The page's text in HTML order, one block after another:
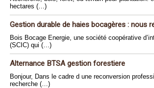
hectares (…)
Gestion durable de haies bocagères : nous
Bois Bocage Energie, une société coopérative
(SCIC) qui (…)
Alternance BTSA gestion forestiere
Bonjour, Dans le cadre d une reconversion
recherche (…)